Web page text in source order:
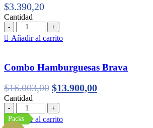
$3.390,20
Cantidad
Cantidad
Añadir al carrito
Packs
Combo Hamburguesas Brava
$16.003,00 $13.900,00
Cantidad
Cantidad
Añadir al carrito